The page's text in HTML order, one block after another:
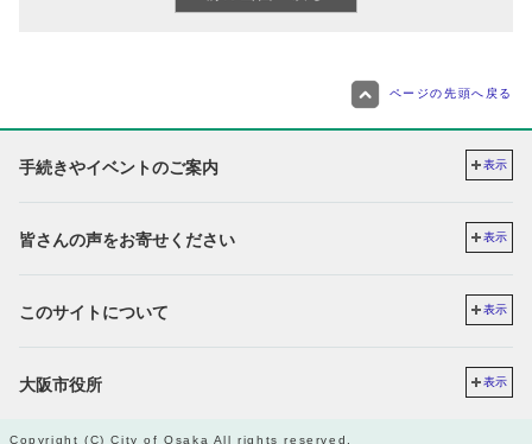
ページの先頭へ戻る
手続きやイベントのご案内 表示
皆さんの声をお寄せください 表示
このサイトについて 表示
大阪市役所 表示
Copyright (C) City of Osaka All rights reserved.